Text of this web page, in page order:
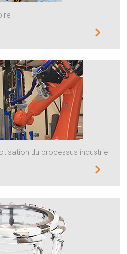
du processus industriel